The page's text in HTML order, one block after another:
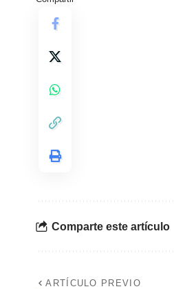
Comparte este artículo
ARTÍCULO PREVIO